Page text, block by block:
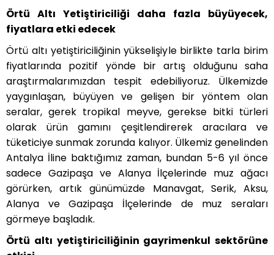
Örtü Altı Yetiştiriciliği daha fazla büyüyecek,
fiyatlara etki edecek
Örtü altı yetiştiriciliğinin yükselişiyle birlikte tarla birim
fiyatlarında pozitif yönde bir artış olduğunu saha
araştırmalarımızdan tespit edebiliyoruz. Ülkemizde
yaygınlaşan, büyüyen ve gelişen bir yöntem olan
seralar, gerek tropikal meyve, gerekse bitki türleri
olarak ürün gamını çeşitlendirerek aracılara ve
tüketiciye sunmak zorunda kalıyor. Ülkemiz genelinden
Antalya İline baktığımız zaman, bundan 5-6 yıl önce
sadece Gazipaşa ve Alanya İlçelerinde muz ağacı
görürken, artık günümüzde Manavgat, Serik, Aksu,
Alanya ve Gazipaşa İlçelerinde de muz seraları
görmeye başladık.
Örtü altı yetiştiriciliğinin gayrimenkul sektörüne